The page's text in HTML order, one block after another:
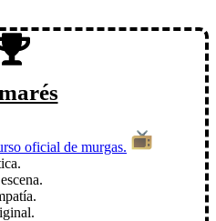
oficial de murgas.